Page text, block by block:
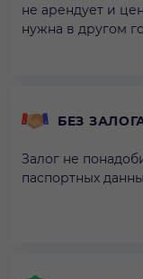
не арендует и
нужна в другом
БЕЗ
Залог не
паспортных